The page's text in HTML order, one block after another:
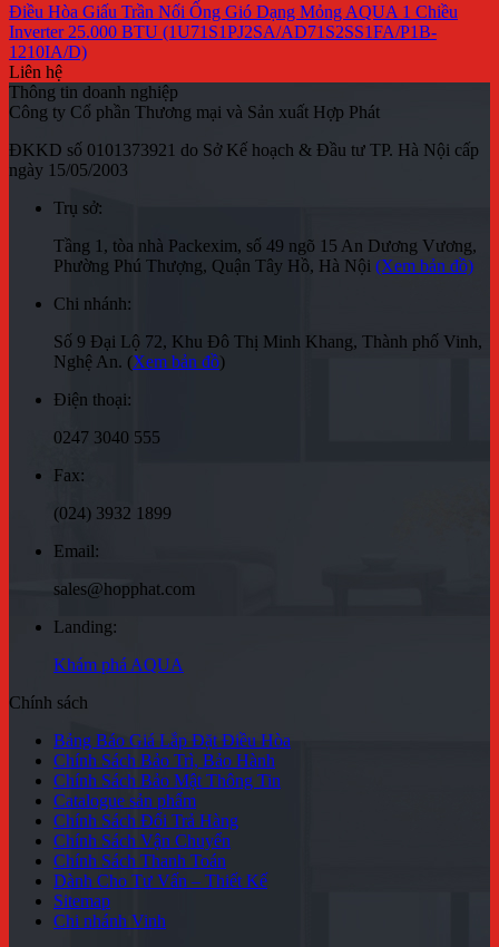
Điều Hòa Giấu Trần Nối Ống Gió Dạng Mỏng AQUA 1 Chiều
Inverter 25.000 BTU (1U71S1PJ2SA/AD71S2SS1FA/P1B-
1210IA/D)
Liên hệ
Thông tin doanh nghiệp
Công ty Cổ phần Thương mại và Sản xuất Hợp Phát
ĐKKD số 0101373921 do Sở Kế hoạch & Đầu tư TP. Hà Nội cấp
ngày 15/05/2003
Trụ sở:
Tầng 1, tòa nhà Packexim, số 49 ngõ 15 An Dương Vương,
Phường Phú Thượng, Quận Tây Hồ, Hà Nội (Xem bản đồ)
Chi nhánh:
Số 9 Đại Lộ 72, Khu Đô Thị Minh Khang, Thành phố Vinh,
Nghệ An. (Xem bản đồ)
Điện thoại:
0247 3040 555
Fax:
(024) 3932 1899
Email:
sales@hopphat.com
Landing:
Khám phá AQUA
Chính sách
Bảng Báo Giá Lắp Đặt Điều Hòa
Chính Sách Bảo Trì, Bảo Hành
Chính Sách Bảo Mật Thông Tin
Catalogue sản phẩm
Chính Sách Đổi Trả Hàng
Chính Sách Vận Chuyển
Chính Sách Thanh Toán
Dành Cho Tư Vấn – Thiết Kế
Sitemap
Chi nhánh Vinh